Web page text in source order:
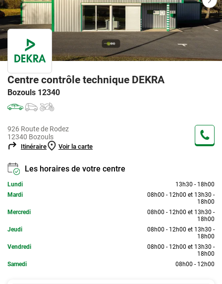
Centre contrôle technique DEKRA
Bozouls 12340
926 Route de Rodez
12340 Bozouls
Itinéraire Voir la carte
Les horaires de votre centre
Lundi
13h30 - 18h00
Mardi
08h00 - 12h00 et 13h30 -
18h00
Mercredi
08h00 - 12h00 et 13h30 -
18h00
Jeudi
08h00 - 12h00 et 13h30 -
18h00
Vendredi
08h00 - 12h00 et 13h30 -
18h00
Samedi
08h00 - 12h00